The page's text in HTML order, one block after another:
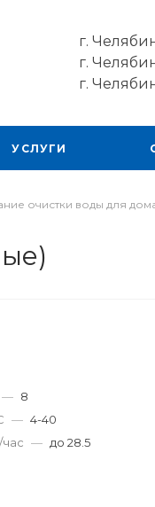
г.
г.
г.
УСЛУГИ
очистки воды для
— 8
— 4-40
— до 28.5